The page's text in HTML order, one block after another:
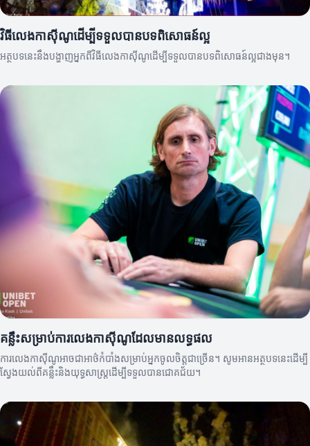
វិធីលេងកាស៊ីណូដើម្បីទទួលបានបទពិសោធន៍ល្អ
អត្ថបទនេះនឹងបង្ហាញអ្នកពីវិធីលេងកាស៊ីណូដើម្បីទទួលបានបទពិសោធន៍ល្អជាងមុន។
គន្លឹះសម្រាប់ការលេងកាស៊ីណូដែលមានលទ្ធផល
ការលេងកាស៊ីណូអាចជាអាថ៌កំបាំងសម្រាប់អ្នកចូលចិត្តជាច្រើន។ សូមអានអត្ថបទនេះដើម្បី
ស្វែងយល់ពីគន្លឹះនិងយុទ្ធសាស្ត្រដើម្បីទទួលបានជោគជ័យ។